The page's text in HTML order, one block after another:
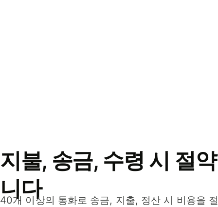
지불, 송금, 수령 시 절
니다
40개 이상의 통화로 송금, 지출, 정산 시 비용을